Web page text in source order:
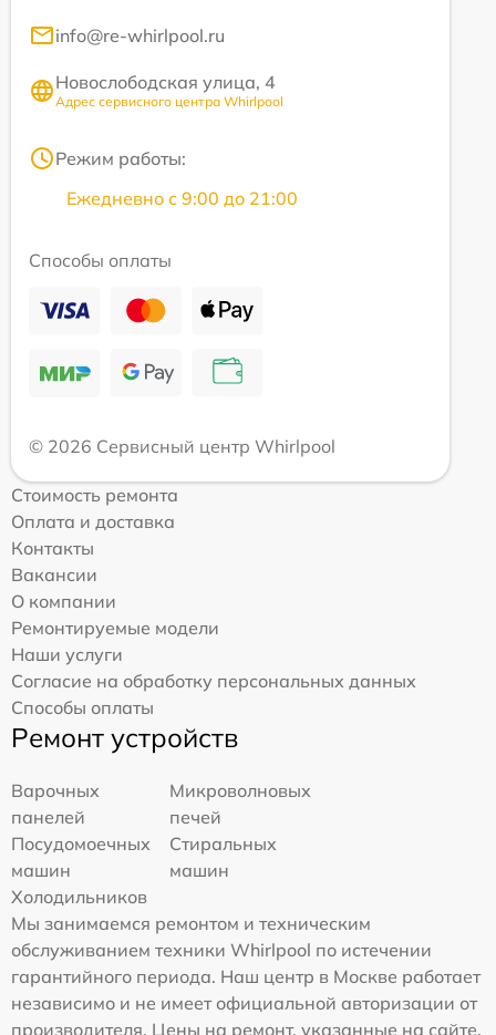
info@re-whirlpool.ru
Новослободская улица, 4
Адрес сервисного центра Whirlpool
Режим работы:
Ежедневно с 9:00 до 21:00
Способы оплаты
© 2026 Сервисный центр Whirlpool
Стоимость ремонта
Оплата и доставка
Контакты
Вакансии
О компании
Ремонтируемые модели
Наши услуги
Согласие на обработку персональных данных
Способы оплаты
Ремонт устройств
Варочных
панелей
Микроволновых
печей
Посудомоечных
машин
Стиральных
машин
Холодильников
Мы занимаемся ремонтом и техническим
обслуживанием техники Whirlpool по истечении
гарантийного периода. Наш центр в Москве работает
независимо и не имеет официальной авторизации от
производителя. Цены на ремонт, указанные на сайте,